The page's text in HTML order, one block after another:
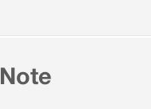
Note